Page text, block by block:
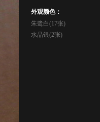
外观颜色：
朱鹭白(17张)
水晶银(2张)